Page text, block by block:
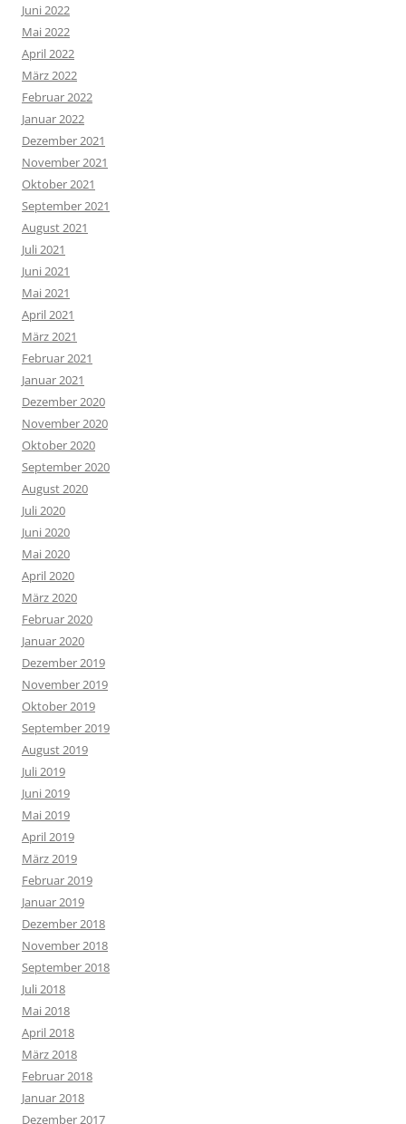
Juni 2022
Mai 2022
April 2022
März 2022
Februar 2022
Januar 2022
Dezember 2021
November 2021
Oktober 2021
September 2021
August 2021
Juli 2021
Juni 2021
Mai 2021
April 2021
März 2021
Februar 2021
Januar 2021
Dezember 2020
November 2020
Oktober 2020
September 2020
August 2020
Juli 2020
Juni 2020
Mai 2020
April 2020
März 2020
Februar 2020
Januar 2020
Dezember 2019
November 2019
Oktober 2019
September 2019
August 2019
Juli 2019
Juni 2019
Mai 2019
April 2019
März 2019
Februar 2019
Januar 2019
Dezember 2018
November 2018
September 2018
Juli 2018
Mai 2018
April 2018
März 2018
Februar 2018
Januar 2018
Dezember 2017